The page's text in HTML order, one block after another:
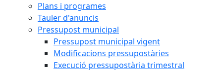
Plans i programes
Tauler d'anuncis
Pressupost municipal
Pressupost municipal vigent
Modificacions pressupostàries
Execució pressupostària trimestral